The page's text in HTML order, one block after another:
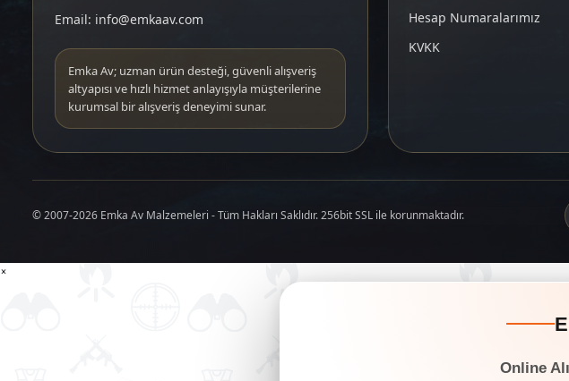
Email: info@emkaav.com
Emka Av; uzman ürün desteği, güvenli alışveriş
altyapısı ve hızlı hizmet anlayışıyla müşterilerine
kurumsal bir alışveriş deneyimi sunar.
Hesap Numaralarımız
KVKK
© 2007-2026 Emka Av Malzemeleri - Tüm Hakları Saklıdır. 256bit SSL ile korunmaktadır.
×
Online